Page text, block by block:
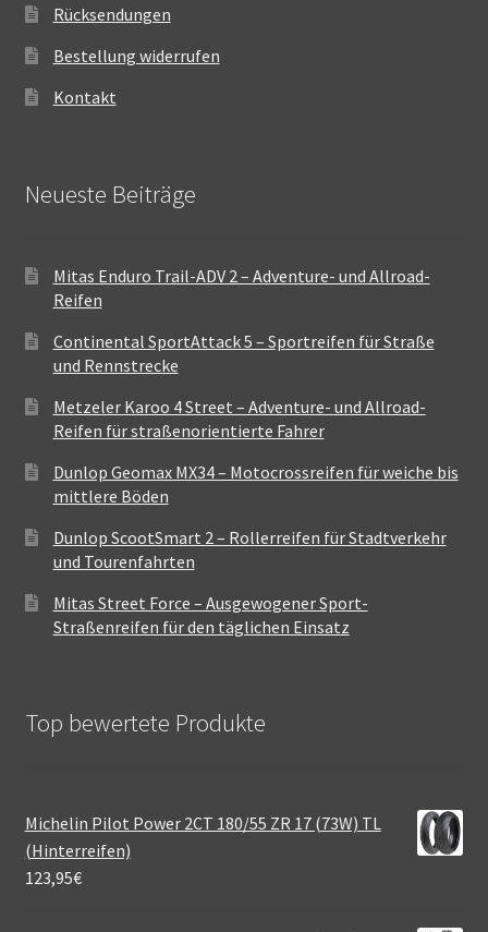
Rücksendungen
Bestellung widerrufen
Kontakt
Neueste Beiträge
Mitas Enduro Trail-ADV 2 – Adventure- und Allroad-
Reifen
Continental SportAttack 5 – Sportreifen für Straße
und Rennstrecke
Metzeler Karoo 4 Street – Adventure- und Allroad-
Reifen für straßenorientierte Fahrer
Dunlop Geomax MX34 – Motocrossreifen für weiche bis
mittlere Böden
Dunlop ScootSmart 2 – Rollerreifen für Stadtverkehr
und Tourenfahrten
Mitas Street Force – Ausgewogener Sport-
Straßenreifen für den täglichen Einsatz
Top bewertete Produkte
Michelin Pilot Power 2CT 180/55 ZR 17 (73W) TL
(Hinterreifen)
123,95€